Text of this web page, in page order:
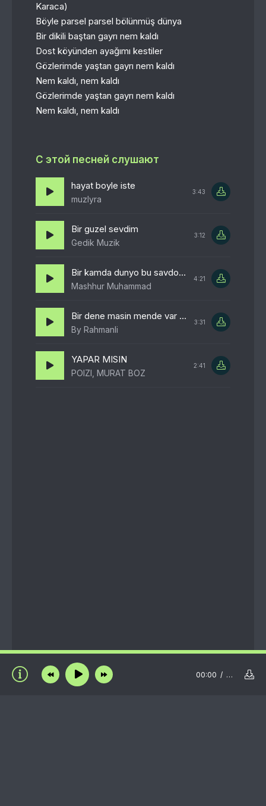
Karaca)
Böyle parsel parsel bölünmüş dünya
Bir dikili baştan gayrı nem kaldı
Dost köyünden ayağımı kestiler
Gözlerimde yaştan gayrı nem kaldı
Nem kaldı, nem kaldı
Gözlerimde yaştan gayrı nem kaldı
Nem kaldı, nem kaldı
С этой песней слушают
hayat boyle iste
muzlyra
3:43
Bir guzel sevdim
Gedik Muzik
3:12
Bir kamda dunyo bu savdosi shunday bir kuni undayu bir kuni bunday
Mashhur Muhammad
4:21
Bir dene masin mende var bir dene masin sende var
By Rahmanli
3:31
YAPAR MISIN
POIZI, MURAT BOZ
2:41
00:00 …